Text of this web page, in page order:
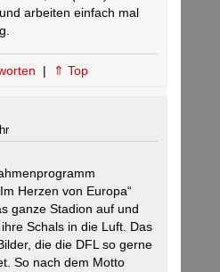
arbeiten einfach mal
| ⇑ Top
Herzen von Europa“
ganze Stadion auf und
Schals in die Luft. Das
die die DFL so gerne
So nach dem Motto